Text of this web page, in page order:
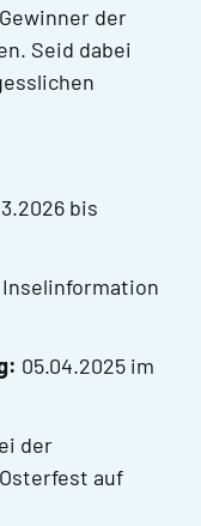
der
Seid dabei
bis
Inselinformation
05.04.2025 im
der
auf